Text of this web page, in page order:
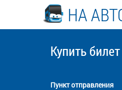
НА
Купить билет
Пункт отправления